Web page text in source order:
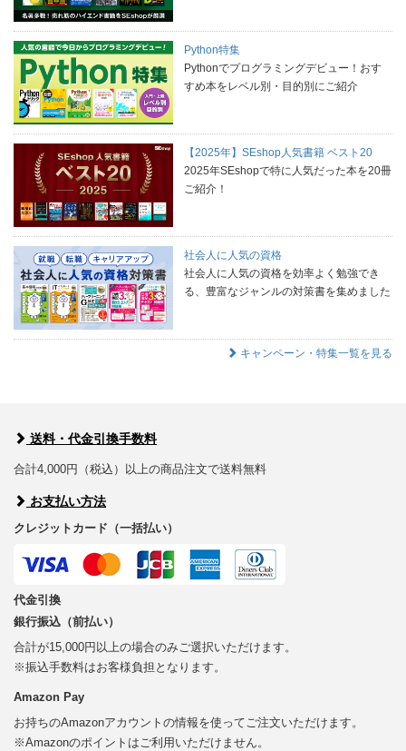
Python特集
Pythonでプログラミングデビュー！おす
すめ本をレベル別・目的別にご紹介
【2025年】SEshop人気書籍 ベスト20
2025年SEshopで特に人気だった本を20冊
ご紹介！
社会人に人気の資格
社会人に人気の資格を効率よく勉強でき
る、豊富なジャンルの対策書を集めました
キャンペーン・特集一覧を見る
送料・代金引換手数料
合計4,000円（税込）以上の商品注文で送料無料
お支払い方法
クレジットカード（一括払い）
代金引換
銀行振込（前払い）
合計が15,000円以上の場合のみご選択いただけます。
※振込手数料はお客様負担となります。
Amazon Pay
お持ちのAmazonアカウントの情報を使ってご注文いただけます。
※Amazonのポイントはご利用いただけません。